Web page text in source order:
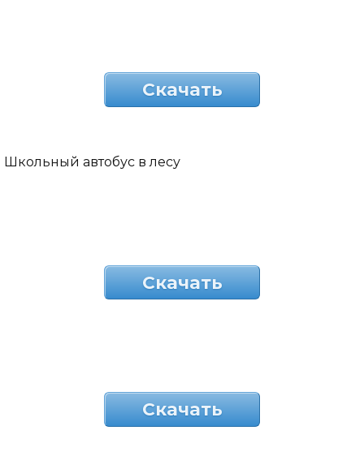
Скачать
Школьный автобус в лесу
Скачать
Скачать